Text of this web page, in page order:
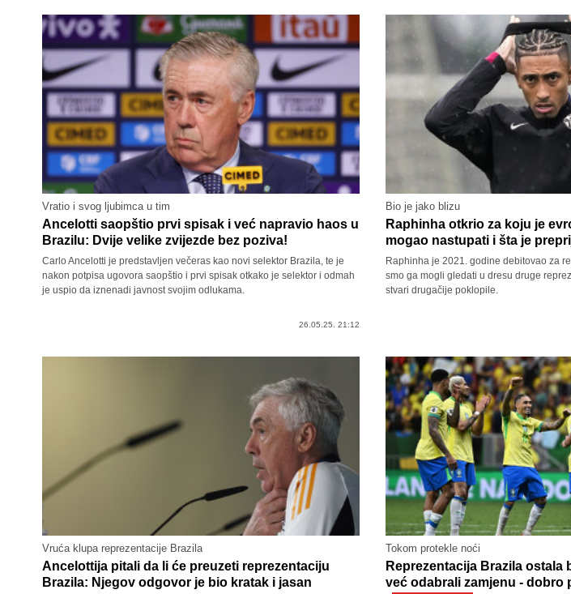
Vratio i svog ljubimca u tim
Ancelotti saopštio prvi spisak i već napravio haos u
Brazilu: Dvije velike zvijezde bez poziva!
Carlo Ancelotti je predstavljen večeras kao novi selektor Brazila, te je
nakon potpisa ugovora saopštio i prvi spisak otkako je selektor i odmah
je uspio da iznenadi javnost svojim odlukama.
26.05.25. 21:12
Bio je jako blizu
Raphinha otkrio za koju je
mogao nastupati i šta je
Raphinha je 2021. godine debitovao za
smo ga mogli gledati u dresu druge
stvari drugačije poklopile.
Vruća klupa reprezentacije Brazila
Ancelottija pitali da li će preuzeti reprezentaciju
Brazila: Njegov odgovor je bio kratak i jasan
Tokom protekle noći
Reprezentacija Brazila ostala
već odabrali zamjenu - dobro